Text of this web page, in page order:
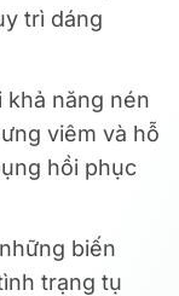
trì dáng
khả năng nén
viêm và hỗ
hồi phục
biến
trạng tụ